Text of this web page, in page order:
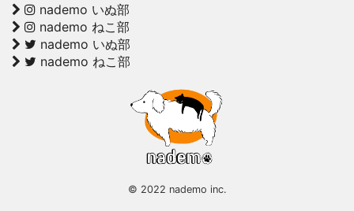
nademo いぬ部
nademo ねこ部
nademo いぬ部
nademo ねこ部
© 2022 nademo inc.